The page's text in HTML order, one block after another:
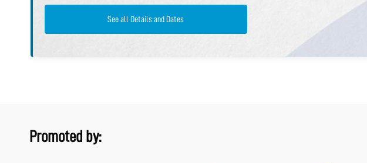
See all Details and Dates
Promoted by: